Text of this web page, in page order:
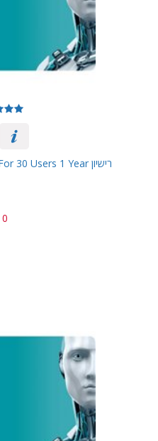
רישיון ESET Protect Complete For 30 Users 1 Year
0 ₪